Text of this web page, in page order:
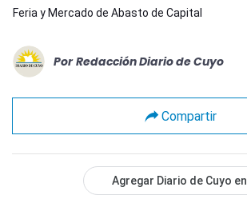
Feria y Mercado de Abasto de Capital
Por Redacción Diario de Cuyo
Compartir
Agregar Diario de Cuyo en